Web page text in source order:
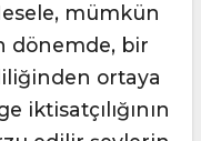
mümkün
dönemde, bir
ortaya
iktisatçılığının